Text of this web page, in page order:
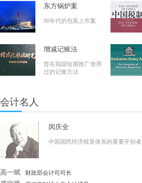
东方锅炉案
90年代的包装上市案
增减记账法
曾在我国短期推广使用
过的记账方法
会计名人
闵庆全
中国国民经济核算体系的重要开创者
高一斌 财政部会计司司长